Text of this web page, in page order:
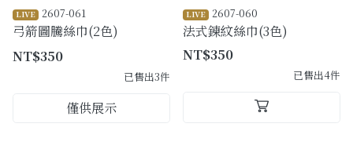
LIVE 2607-061
弓箭圖騰絲巾(2色)
NT$350
已售出3件
僅供展示
LIVE 2607-060
法式鍊紋絲巾(3色)
NT$350
已售出4件